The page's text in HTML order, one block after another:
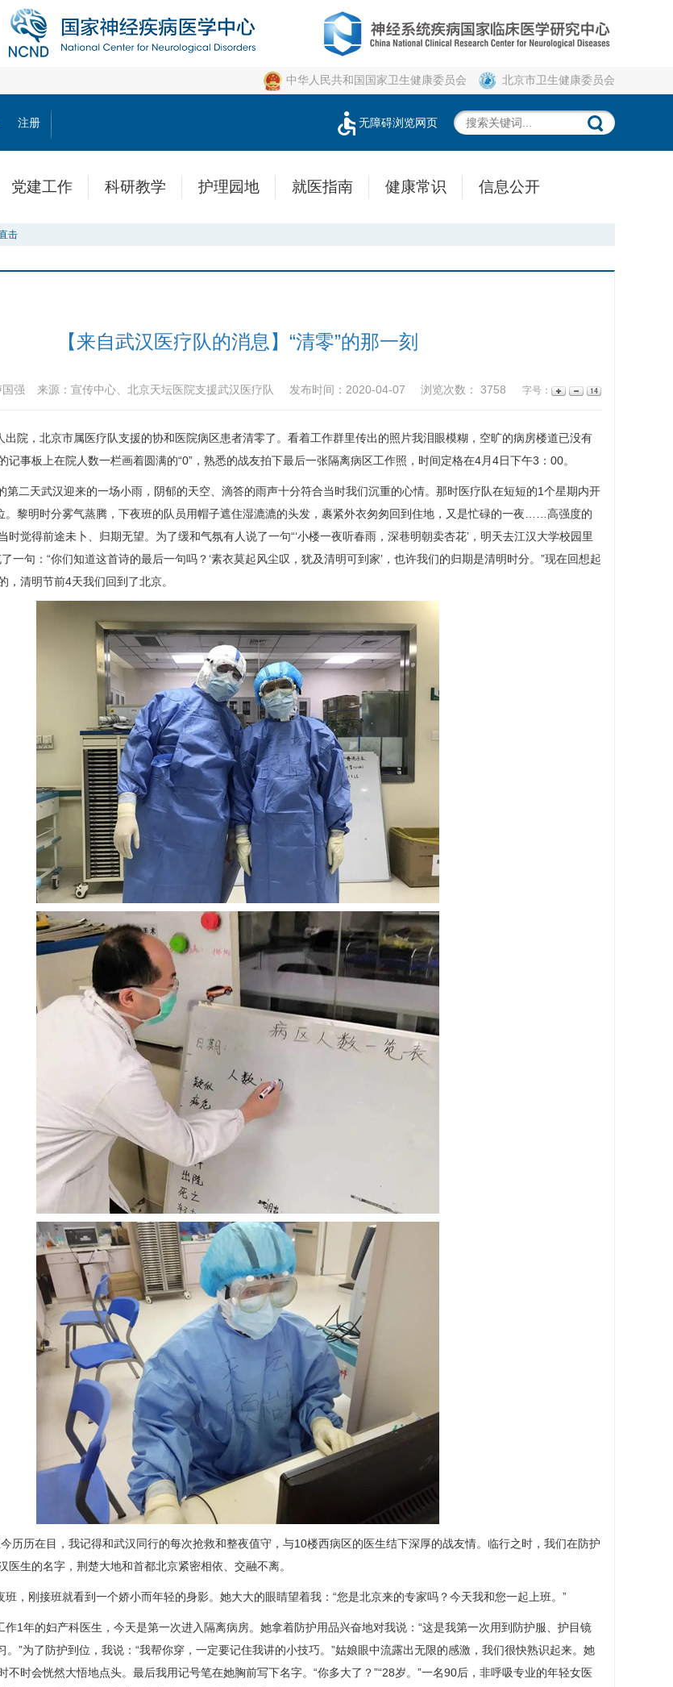
中华人民共和国国家卫生健康委员会 北京市卫生健康委员会
注册 无障碍浏览网页
党建工作 科研教学 护理园地 就医指南 健康常识 信息公开
击
【来自武汉医疗队的消息】“清零”的那一刻
强 来源：宣传中心、北京天坛医院支援武汉医疗队 发布时间：2020-04-07 浏览次数： 3758 字号：
院，北京市属医疗队支援的协和医院病区患者清零了。看着工作群里传出的照片我泪眼模糊，空旷的病房楼道已没有
记事板上在院人数一栏画着圆满的“0”，熟悉的战友拍下最后一张隔离病区工作照，时间定格在4月4日下午3：00。
二天武汉迎来的一场小雨，阴郁的天空、滴答的雨声十分符合当时我们沉重的心情。那时医疗队在短短的1个星期内开
。黎明时分雾气蒸腾，下夜班的队员用帽子遮住湿漉漉的头发，裹紧外衣匆匆回到住地，又是忙碌的一夜……高强度的
时觉得前途未卜、归期无望。为了缓和气氛有人说了一句“‘小楼一夜听春雨，深巷明朝卖杏花’，明天去江汉大学校园里
一句：“你们知道这首诗的最后一句吗？‘素衣莫起风尘叹，犹及清明可到家’，也许我们的归期是清明时分。”现在回想起
，清明节前4天我们回到了北京。
历在目，我记得和武汉同行的每次抢救和整夜值守，与10楼西病区的医生结下深厚的战友情。临行之时，我们在防护
医生的名字，荆楚大地和首都北京紧密相依、交融不离。
，刚接班就看到一个娇小而年轻的身影。她大大的眼睛望着我：“您是北京来的专家吗？今天我和您一起上班。”
1年的妇产科医生，今天是第一次进入隔离病房。她拿着防护用品兴奋地对我说：“这是我第一次用到防护服、护目镜
。”为了防护到位，我说：“我帮你穿，一定要记住我讲的小技巧。”姑娘眼中流露出无限的感激，我们很快熟识起来。她
不时会恍然大悟地点头。最后我用记号笔在她胸前写下名字。“你多大了？”“28岁。”一名90后，非呼吸专业的年轻女医